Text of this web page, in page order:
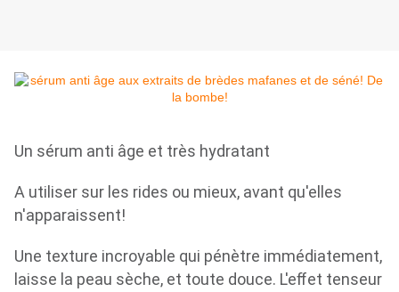
Un sérum anti âge et très hydratant
A utiliser sur les rides ou mieux, avant qu'elles
n'apparaissent!
Une texture incroyable qui pénètre immédiatement,
laisse la peau sèche, et toute douce. L'effet tenseur